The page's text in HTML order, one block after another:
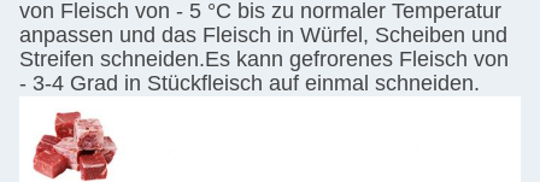
von Fleisch von - 5 °C bis zu normaler Temperatur
anpassen und das Fleisch in Würfel, Scheiben und
Streifen schneiden.Es kann gefrorenes Fleisch von
- 3-4 Grad in Stückfleisch auf einmal schneiden.